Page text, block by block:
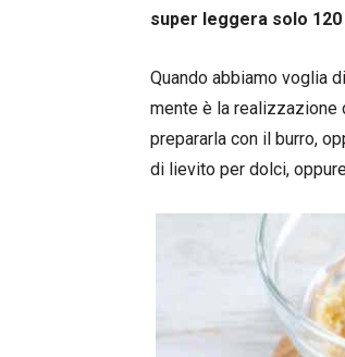
super leggera solo
Quando abbiamo voglia
mente è la
prepararla con il burro,
di lievito per dolci,